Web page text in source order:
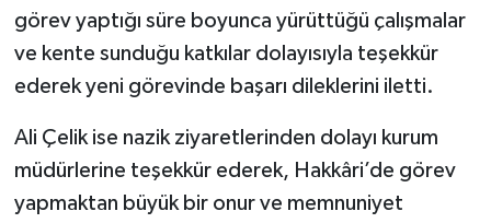
görev yaptığı süre boyunca yürüttüğü çalışmalar
ve kente sunduğu katkılar dolayısıyla teşekkür
ederek yeni görevinde başarı dileklerini iletti.
Ali Çelik ise nazik ziyaretlerinden dolayı kurum
müdürlerine teşekkür ederek, Hakkâri’de görev
yapmaktan büyük bir onur ve memnuniyet